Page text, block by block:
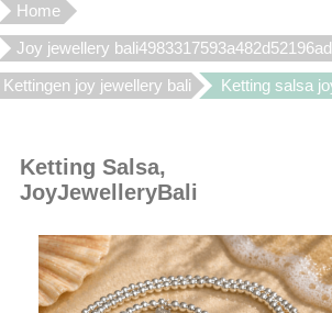
Home
Joy jewellery
Kettingen joy jewellery bali
Ketting salsa
Ketting Salsa,
JoyJewelleryBali